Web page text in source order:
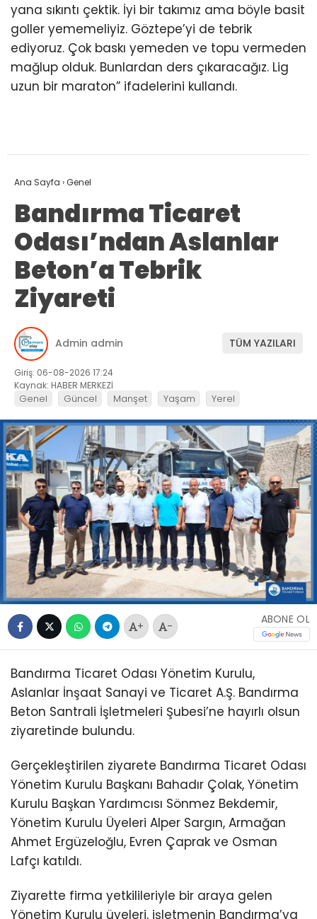
yana sıkıntı çektik. İyi bir takımız ama böyle basit
goller yememeliyiz. Göztepe’yi de tebrik
ediyoruz. Çok baskı yemeden ve topu vermeden
mağlup olduk. Bunlardan ders çıkaracağız. Lig
uzun bir maraton” ifadelerini kullandı.
Ana Sayfa ›Genel
Bandırma Ticaret
Odası’ndan Aslanlar
Beton’a Tebrik
Ziyareti
Admin admin TÜM YAZILARI
Giriş: 06-08-2026 17:24
Kaynak: HABER MERKEZİ
Genel Güncel Manşet Yaşam Yerel
+ -
ABONE OL
Bandırma Ticaret Odası Yönetim Kurulu,
Aslanlar İnşaat Sanayi ve Ticaret A.Ş. Bandırma
Beton Santrali İşletmeleri Şubesi’ne hayırlı olsun
ziyaretinde bulundu.
Gerçekleştirilen ziyarete Bandırma Ticaret Odası
Yönetim Kurulu Başkanı Bahadır Çolak, Yönetim
Kurulu Başkan Yardımcısı Sönmez Bekdemir,
Yönetim Kurulu Üyeleri Alper Sargın, Armağan
Ahmet Ergüzeloğlu, Evren Çaprak ve Osman
Lafçı katıldı.
Ziyarette firma yetkilileriyle bir araya gelen
Yönetim Kurulu üyeleri, işletmenin Bandırma’ya